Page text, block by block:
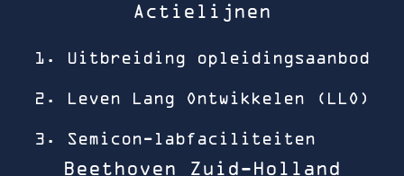
Actielijnen
1. Uitbreiding opleidingsaanbod
2. Leven Lang Ontwikkelen (LLO)
3. Semicon-labfaciliteiten
Beethoven Zuid-Holland